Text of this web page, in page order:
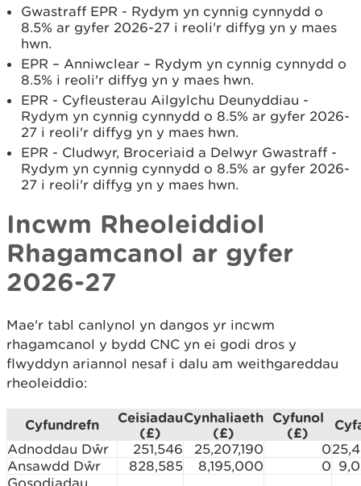
Gwastraff EPR - Rydym yn cynnig cynnydd o
8.5% ar gyfer 2026-27 i reoli'r diffyg yn y maes
hwn.
EPR – Anniwclear – Rydym yn cynnig cynnydd o
8.5% i reoli'r diffyg yn y maes hwn.
EPR - Cyfleusterau Ailgylchu Deunyddiau -
Rydym yn cynnig cynnydd o 8.5% ar gyfer 2026-
27 i reoli'r diffyg yn y maes hwn.
EPR - Cludwyr, Broceriaid a Delwyr Gwastraff -
Rydym yn cynnig cynnydd o 8.5% ar gyfer 2026-
27 i reoli'r diffyg yn y maes hwn.
Incwm Rheoleiddiol
Rhagamcanol ar gyfer
2026-27
Mae'r tabl canlynol yn dangos yr incwm
rhagamcanol y bydd CNC yn ei godi dros y
flwyddyn ariannol nesaf i dalu am weithgareddau
rheoleiddio:
Cyfundrefn
Ceisiadau
(£)
Cynhaliaeth
(£)
Cyfunol
(£)
Adnoddau Dŵr 251,546 25,207,190 0
Ansawdd Dŵr
828,585 8,195,000 0
Gosodiadau